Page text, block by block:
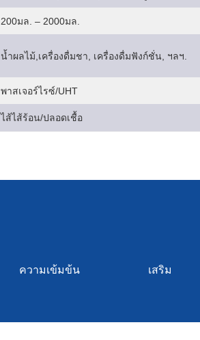
200มล. – 2000มล.
น้ำผลไม้,เครื่องดื่มชา, เครื่องดื่มฟังก์ชั่น, ฯลฯ.
พาสเจอร์ไรซ์/UHT
ไส้ไส้ร้อน/ปลอดเชื้อ
ความเข้มข้น เสริม